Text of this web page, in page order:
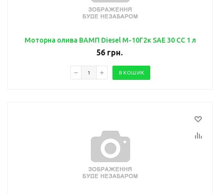
Моторна олива ВАМП Diesel М-10Г2к SAE 30 СС 1 л
56грн.
В КОШИК